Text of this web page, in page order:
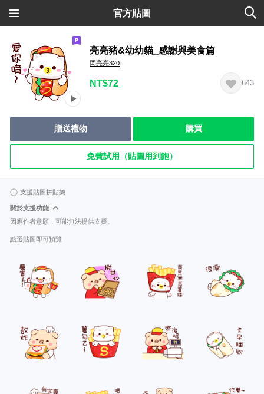
官方貼圖
亮亮豬&幼幼貓_感謝與美食篇
閃亮亮320
NT$72 643
贈送禮物 購買
免費試用（貼圖用到飽）
支援貼圖拼貼樂
關於支援功能
因應作者意願，可能無法提供支援。
點選貼圖即可預覽